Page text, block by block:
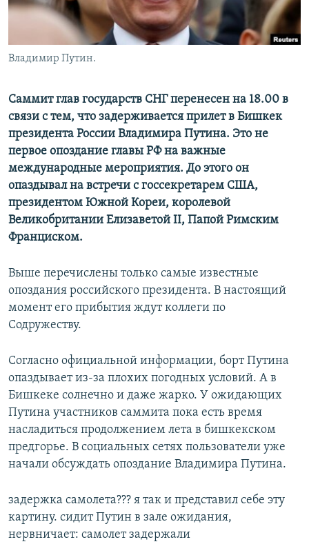
Владимир Путин.
Саммит глав государств СНГ перенесен на 18.00 в
связи с тем, что задерживается прилет в Бишкек
президента России Владимира Путина. Это не
первое опоздание главы РФ на важные
международные мероприятия. До этого он
опаздывал на встречи с госсекретарем США,
президентом Южной Кореи, королевой
Великобритании Елизаветой II, Папой Римским
Франциском.
Выше перечислены только самые известные
опоздания российского президента. В настоящий
момент его прибытия ждут коллеги по
Содружеству.
Согласно официальной информации, борт Путина
опаздывает из-за плохих погодных условий. А в
Бишкеке солнечно и даже жарко. У ожидающих
Путина участников саммита пока есть время
насладиться продолжением лета в бишкекском
предгорье. В социальных сетях пользователи уже
начали обсуждать опоздание Владимира Путина.
задержка самолета??? я так и представил себе эту
картину. сидит Путин в зале ожидания,
нервничает: самолет задержали